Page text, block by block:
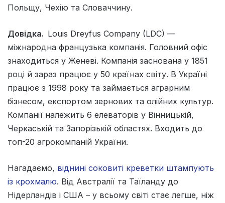
Польщу, Чехію та Словаччину.
Довідка. Louis Dreyfus Company (LDC) —
міжнародна французька компанія. Головний офіс
знаходиться у Женеві. Компанія заснована у 1851
році й зараз працює у 50 країнах світу. В Україні
працює з 1998 року та займається аграрним
бізнесом, експортом зернових та олійних культур.
Компанії належить 6 елеваторів у Вінницькій,
Черкаській та Запорізькій областях. Входить до
топ-20 агрокомпаній України.
Нагадаємо, віднині соковиті креветки штампують
із крохмалю. Від Австралії та Таїланду до
Нідерландів і США – у всьому світі стає легше, ніж